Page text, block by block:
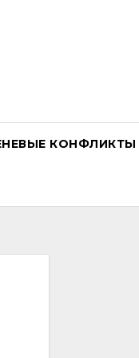
КОНФЛИКТЫ